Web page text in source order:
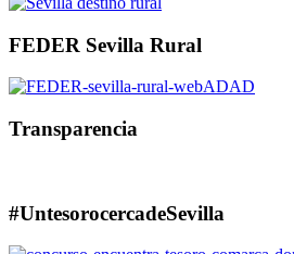
FEDER Sevilla Rural
Transparencia
#UntesorocercadeSevilla